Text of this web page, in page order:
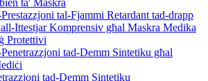
tal-Fjammi Retardant tad-drapp
Ittestjar Komprensiv għal Maskra Medika
Protettivi
tad-Demm Sintetiku għal
tad-Demm Sintetiku